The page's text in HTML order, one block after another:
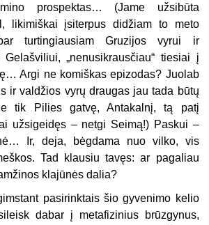
prospektas… (Jame užsibūta
likimiškai įsiterpus didžiam to meto
turtingiausiam Gruzijos vyrui ir
„nenusikrausčiau“ tiesiai į
Argi ne komiškas epizodas? Juolab
ir valdžios vyrų draugas jau tada būtų
tik Pilies gatvę, Antakalnį, tą patį
užsigeidęs – netgi Seimą!) Paskui –
Ir, deja, bėgdama nuo vilko, vis
Tad klausiu tavęs: ar pagaliau
klajūnės dalia?
pasirinktais šio gyvenimo kelio
dabar į metafizinius brūzgynus,